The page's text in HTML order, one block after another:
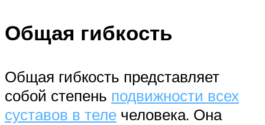
Общая гибкость
Общая гибкость представляет
собой степень подвижности всех
суставов в теле человека. Она